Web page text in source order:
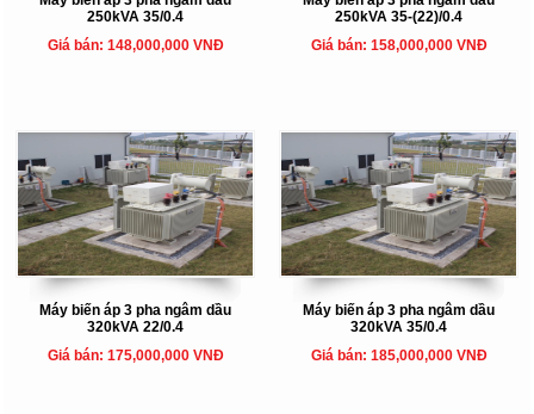
250kVA 35/0.4
Giá bán: 148,000,000 VNĐ
250kVA 35-(22)/0.4
Giá bán: 158,000,000 VNĐ
Máy biến áp 3 pha ngâm dầu
320kVA 22/0.4
Giá bán: 175,000,000 VNĐ
Máy biến áp 3 pha ngâm dầu
320kVA 35/0.4
Giá bán: 185,000,000 VNĐ